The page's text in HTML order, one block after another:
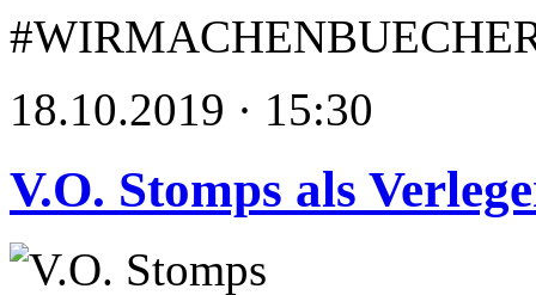
18.10.2019 · 15:30
V.O. Stomps als